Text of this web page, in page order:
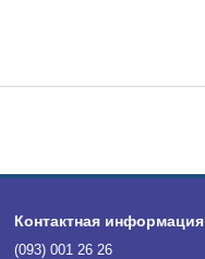
Контактная информация
(093) 001 26 26